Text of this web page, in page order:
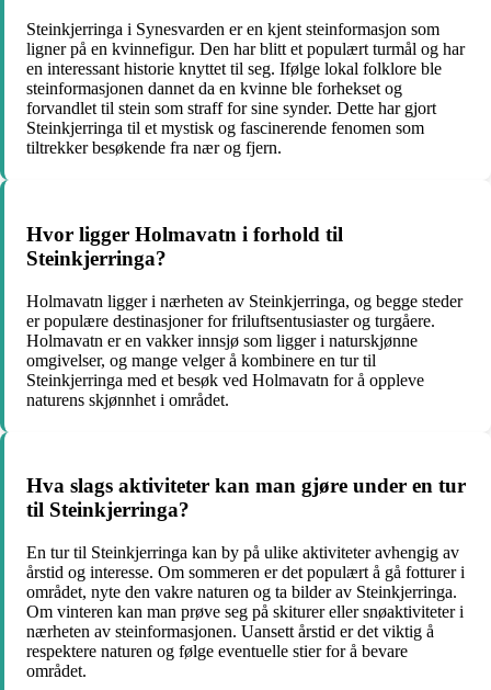
Steinkjerringa i Synesvarden er en kjent steinformasjon som
ligner på en kvinnefigur. Den har blitt et populært turmål og har
en interessant historie knyttet til seg. Ifølge lokal folklore ble
steinformasjonen dannet da en kvinne ble forhekset og
forvandlet til stein som straff for sine synder. Dette har gjort
Steinkjerringa til et mystisk og fascinerende fenomen som
tiltrekker besøkende fra nær og fjern.
Hvor ligger Holmavatn i forhold til
Steinkjerringa?
Holmavatn ligger i nærheten av Steinkjerringa, og begge steder
er populære destinasjoner for friluftsentusiaster og turgåere.
Holmavatn er en vakker innsjø som ligger i naturskjønne
omgivelser, og mange velger å kombinere en tur til
Steinkjerringa med et besøk ved Holmavatn for å oppleve
naturens skjønnhet i området.
Hva slags aktiviteter kan man gjøre under en tur
til Steinkjerringa?
En tur til Steinkjerringa kan by på ulike aktiviteter avhengig av
årstid og interesse. Om sommeren er det populært å gå fotturer i
området, nyte den vakre naturen og ta bilder av Steinkjerringa.
Om vinteren kan man prøve seg på skiturer eller snøaktiviteter i
nærheten av steinformasjonen. Uansett årstid er det viktig å
respektere naturen og følge eventuelle stier for å bevare
området.